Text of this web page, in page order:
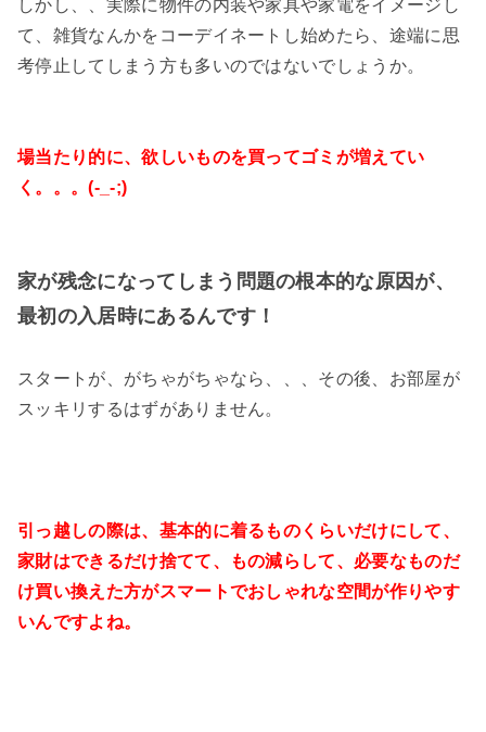
しかし、、実際に物件の内装や家具や家電をイメージし
て、雑貨なんかをコーデイネートし始めたら、途端に思
考停止してしまう方も多いのではないでしょうか。
場当たり的に、欲しいものを買ってゴミが増えてい
く。。。(-_-;)
家が残念になってしまう問題の根本的な原因が、
最初の入居時にあるんです！
スタートが、がちゃがちゃなら、、、その後、お部屋が
スッキリするはずがありません。
引っ越しの際は、基本的に着るものくらいだけにして、
家財はできるだけ捨てて、もの減らして、必要なものだ
け買い換えた方がスマートでおしゃれな空間が作りやす
いんですよね。